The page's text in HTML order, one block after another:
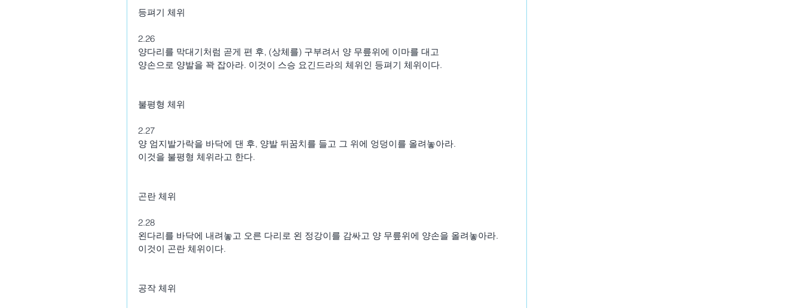
등펴기 체위
2.26
양다리를 막대기처럼 곧게 편 후, (상체를) 구부려서 양 무릎위에 이마를 대고
양손으로 양발을 꽉 잡아라. 이것이 스승 요긴드라의 체위인 등펴기 체위이다.
불평형 체위
2.27
양 엄지발가락을 바닥에 댄 후, 양발 뒤꿈치를 들고 그 위에 엉덩이를 올려놓아라.
이것을 불평형 체위라고 한다.
곤란 체위
2.28
왼다리를 바닥에 내려놓고 오른 다리로 왼 정강이를 감싸고 양 무릎위에 양손을 올려놓아라.
이것이 곤란 체위이다.
공작 체위